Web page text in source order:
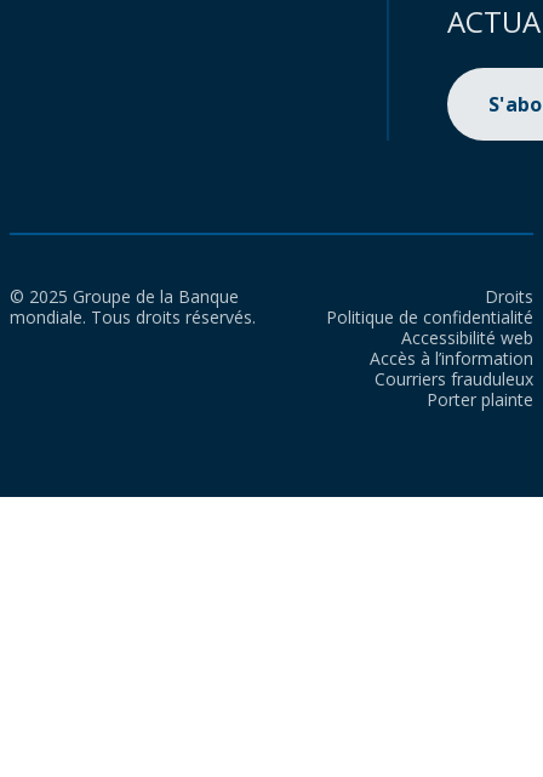
© 2025 Groupe de la Banque
mondiale. Tous droits réservés.
Droits
Politique de confidentialité
Accessibilité web
Accès à l’information
Courriers frauduleux
Porter plainte